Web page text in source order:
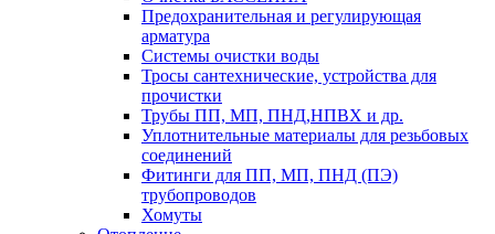
Предохранительная и регулирующая
арматура
Системы очистки воды
Тросы сантехнические, устройства для
прочистки
Трубы ПП, МП, ПНД,НПВХ и др.
Уплотнительные материалы для резьбовых
соединений
Фитинги для ПП, МП, ПНД (ПЭ)
трубопроводов
Хомуты